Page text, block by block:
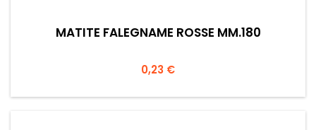
MATITE FALEGNAME ROSSE MM.180
Prezzo
0,23 €